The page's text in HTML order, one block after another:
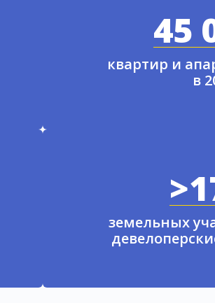
45
квартир и
в
земельных